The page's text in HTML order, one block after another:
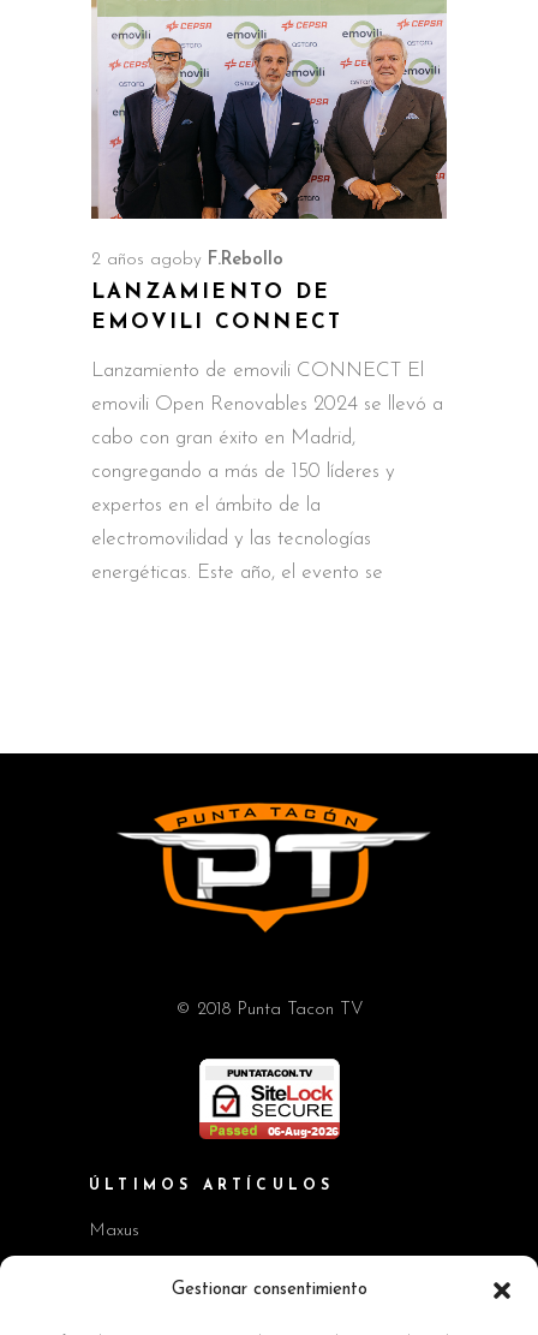
Gestionar consentimiento
2 años ago by F.Rebollo
LANZAMIENTO DE
EMOVILI CONNECT
Lanzamiento de emovili CONNECT El
emovili Open Renovables 2024 se llevó a
cabo con gran éxito en Madrid,
congregando a más de 150 líderes y
expertos en el ámbito de la
electromovilidad y las tecnologías
energéticas. Este año, el evento se
© 2018 Punta Tacon TV
ÚLTIMOS ARTÍCULOS
Maxus
Workshop BMW Neue Klasse